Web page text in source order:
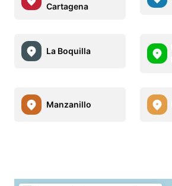
Cartagena
La Boquilla
Manzanillo